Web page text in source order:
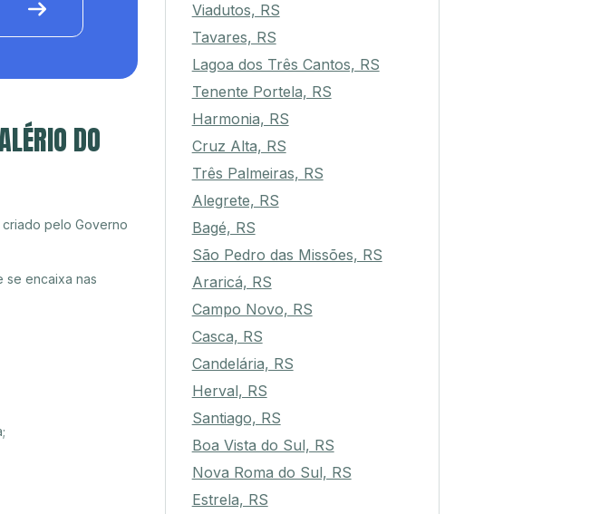
DO
pelo Governo
se encaixa nas
Viadutos, RS
Tavares, RS
Lagoa dos Três Cantos, RS
Tenente Portela, RS
Harmonia, RS
Cruz Alta, RS
Três Palmeiras, RS
Alegrete, RS
Bagé, RS
São Pedro das Missões, RS
Araricá, RS
Campo Novo, RS
Casca, RS
Candelária, RS
Herval, RS
Santiago, RS
Boa Vista do Sul, RS
Nova Roma do Sul, RS
Estrela, RS